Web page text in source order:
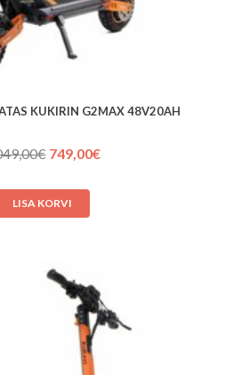
KUKIRIN G2MAX 48V20AH
€ Algne
oli:
1 049,00€.
749,00€Praegune
LISA KORVI